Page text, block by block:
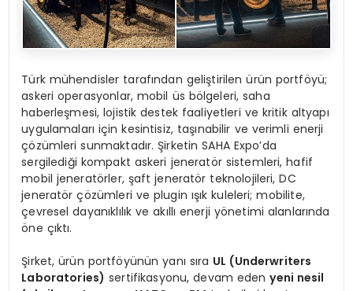
Türk mühendisler tarafından geliştirilen ürün portföyü;
askeri operasyonlar, mobil üs bölgeleri, saha
haberleşmesi, lojistik destek faaliyetleri ve kritik altyapı
uygulamaları için kesintisiz, taşınabilir ve verimli enerji
çözümleri sunmaktadır. Şirketin SAHA Expo’da
sergilediği kompakt askeri jeneratör sistemleri, hafif
mobil jeneratörler, şaft jeneratör teknolojileri, DC
jeneratör çözümleri ve plugin ışık kuleleri; mobilite,
çevresel dayanıklılık ve akıllı enerji yönetimi alanlarında
öne çıktı.
Şirket, ürün portföyünün yanı sıra UL (Underwriters
Laboratories) sertifikasyonu, devam edenyeni nesil